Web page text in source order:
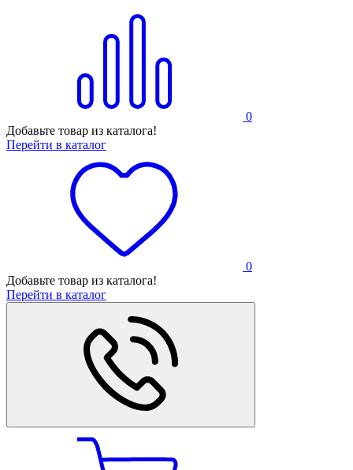
0
Добавьте товар из каталога!
Перейти в каталог
0
Добавьте товар из каталога!
Перейти в каталог